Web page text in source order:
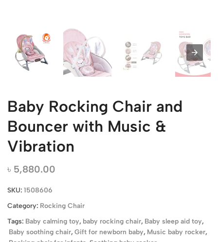
Baby Rocking Chair and
Bouncer with Music &
Vibration
৳ 5,880.00
SKU: 1508606
Category: Rocking Chair
Tags: Baby calming toy, baby rocking chair, Baby sleep aid toy,
Baby soothing chair, Gift for newborn baby, Music baby rocker,